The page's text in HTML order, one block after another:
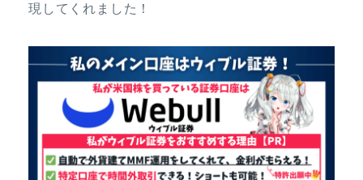
現してくれました！